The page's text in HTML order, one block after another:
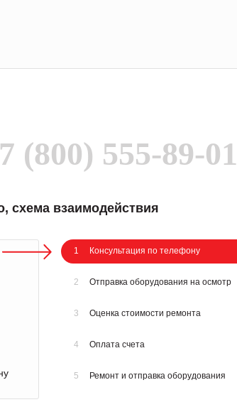
(800) 555-89-01
схема взаимодействия
1 Консультация по телефону
2 Отправка оборудования на осмотр
3 Оценка стоимости ремонта
4 Оплата счета
5 Ремонт и отправка оборудования